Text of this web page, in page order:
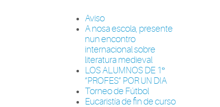
Aviso
A nosa escola, presente
nun encontro
internacional sobre
literatura medieval
LOS ALUMNOS DE 1º
“PROFES” POR UN DIA
Torneo de Fútbol
Eucaristía de fin de curso